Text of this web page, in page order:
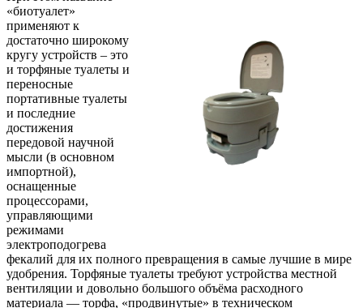
«биотуалет»
применяют к
достаточно широкому
кругу устройств – это
и торфяные туалеты и
переносные
портативные туалеты
и последние
достижения
передовой научной
мысли (в основном
импортной),
оснащенные
процессорами,
управляющими
режимами
электроподогрева
фекалий для их полного превращения в самые лучшие в мире
удобрения. Торфяные туалеты требуют устройства местной
вентиляции и довольно большого объёма расходного
материала — торфа, «продвинутые» в техническом